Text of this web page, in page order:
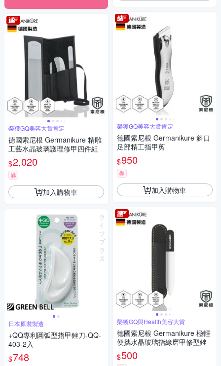
榮獲GQ美容大賞肯定
德國索尼根 Germanikure 精雕
工藝水晶玻璃護理修甲四件組
$2,020
券
加入購物車
日本原裝製造
+QQ專利圓弧型指甲銼刀-QQ-
403-2入
$748
榮獲GQ美容大賞肯定
德國索尼根 Germanikure 斜口
足部精工指甲剪
$950
券
加入購物車
榮獲GQ與Health美容大賞
德國索尼根 Germanikure 極輕
便攜水晶玻璃指緣磨甲修型銼
$500